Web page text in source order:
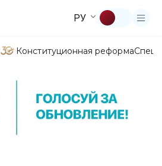
РУ
Конституционная реформа